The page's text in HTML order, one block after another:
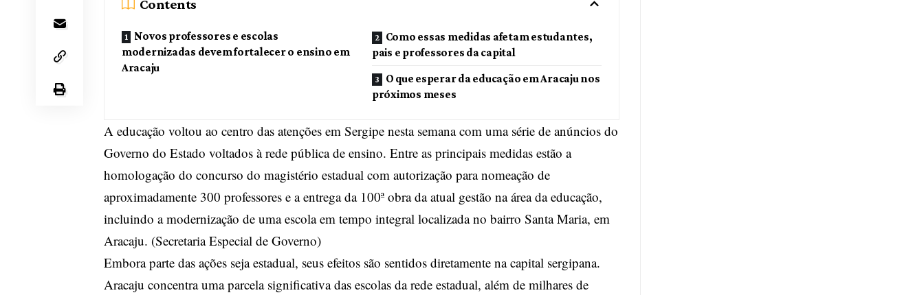
Contents
Novos professores e escolas
modernizadas devem fortalecer o ensino em
Aracaju
Como essas medidas afetam estudantes,
pais e professores da capital
O que esperar da educação em Aracaju nos
próximos meses
A educação voltou ao centro das atenções em Sergipe nesta semana com uma série de anúncios do
Governo do Estado voltados à rede pública de ensino. Entre as principais medidas estão a
homologação do concurso do magistério estadual com autorização para nomeação de
aproximadamente 300 professores e a entrega da 100ª obra da atual gestão na área da educação,
incluindo a modernização de uma escola em tempo integral localizada no bairro Santa Maria, em
Aracaju. (Secretaria Especial de Governo)
Embora parte das ações seja estadual, seus efeitos são sentidos diretamente na capital sergipana.
Aracaju concentra uma parcela significativa das escolas da rede estadual, além de milhares de